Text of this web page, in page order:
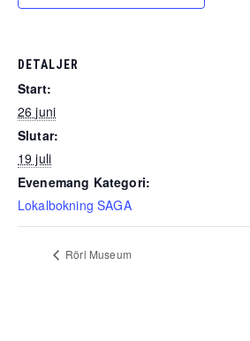
DETALJER
Start:
26 juni
Slutar:
19 juli
Evenemang Kategori:
Lokalbokning SAGA
Rörl Museum